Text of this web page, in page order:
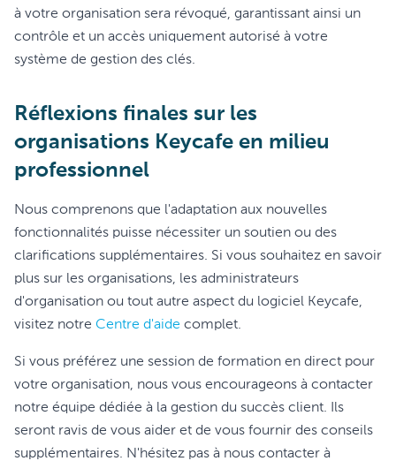
à votre organisation sera révoqué, garantissant ainsi un
contrôle et un accès uniquement autorisé à votre
système de gestion des clés.
Réflexions finales sur les
organisations Keycafe en milieu
professionnel
Nous comprenons que l'adaptation aux nouvelles
fonctionnalités puisse nécessiter un soutien ou des
clarifications supplémentaires. Si vous souhaitez en savoir
plus sur les organisations, les administrateurs
d'organisation ou tout autre aspect du logiciel Keycafe,
visitez notre Centre d'aide complet.
Si vous préférez une session de formation en direct pour
votre organisation, nous vous encourageons à contacter
notre équipe dédiée à la gestion du succès client. Ils
seront ravis de vous aider et de vous fournir des conseils
supplémentaires. N'hésitez pas à nous contacter à